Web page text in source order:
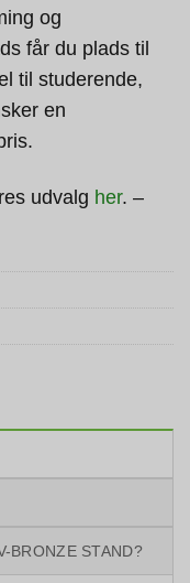
og
får du plads til
til studerende,
en
udvalg her. –
BRONZE STAND?